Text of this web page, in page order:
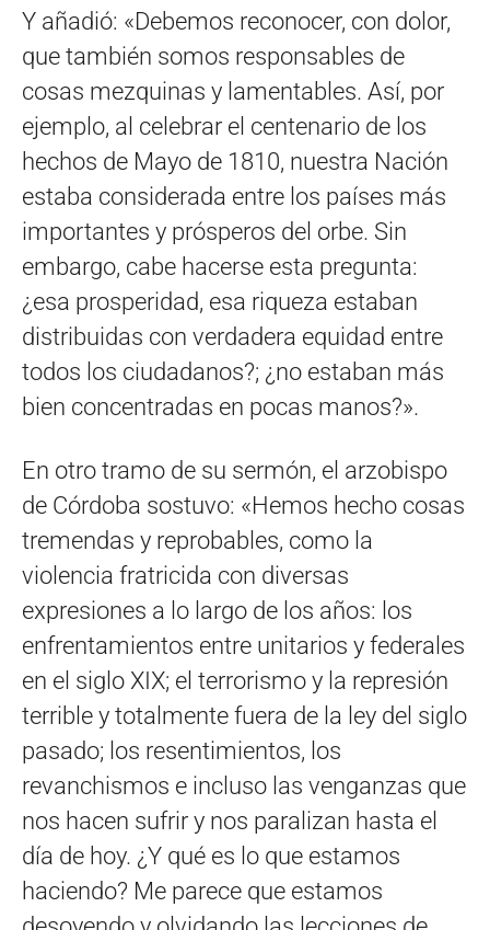
Y añadió: «Debemos reconocer, con dolor,
que también somos responsables de
cosas mezquinas y lamentables. Así, por
ejemplo, al celebrar el centenario de los
hechos de Mayo de 1810, nuestra Nación
estaba considerada entre los países más
importantes y prósperos del orbe. Sin
embargo, cabe hacerse esta pregunta:
¿esa prosperidad, esa riqueza estaban
distribuidas con verdadera equidad entre
todos los ciudadanos?; ¿no estaban más
bien concentradas en pocas manos?».
En otro tramo de su sermón, el arzobispo
de Córdoba sostuvo: «Hemos hecho cosas
tremendas y reprobables, como la
violencia fratricida con diversas
expresiones a lo largo de los años: los
enfrentamientos entre unitarios y federales
en el siglo XIX; el terrorismo y la represión
terrible y totalmente fuera de la ley del siglo
pasado; los resentimientos, los
revanchismos e incluso las venganzas que
nos hacen sufrir y nos paralizan hasta el
día de hoy. ¿Y qué es lo que estamos
haciendo? Me parece que estamos